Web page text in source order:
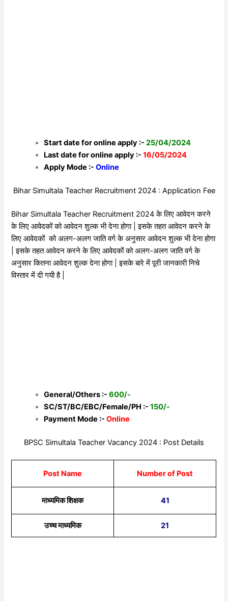
Start date for online apply :- 25/04/2024
Last date for online apply :-16/05/2024
Apply Mode :-Online
Bihar Simultala Teacher Recruitment 2024 : Application Fee
Bihar Simultala Teacher Recruitment 2024 के लिए आवेदन करने
के लिए आवेदकों को आवेदन शुल्क भी देना होगा | इसके तहत आवेदन करने के
लिए आवेदकों को अलग-अलग जाति वर्ग के अनुसार आवेदन शुल्क भी देना होगा
| इसके तहत आवेदन करने के लिए आवेदकों को अलग-अलग जाति वर्ग के
अनुसार कितना आवेदन शुल्क देना होगा | इसके बारे में पूरी जानकारी निचे
विस्तार में दी गयी है |
General/Others :-600/-
SC/ST/BC/EBC/Female/PH :-150/-
Payment Mode :- Online
BPSC Simultala Teacher Vacancy 2024 : Post Details
Post Name Number of Post
माध्यमिक शिक्षक 41
उच्च माध्यमिक 21